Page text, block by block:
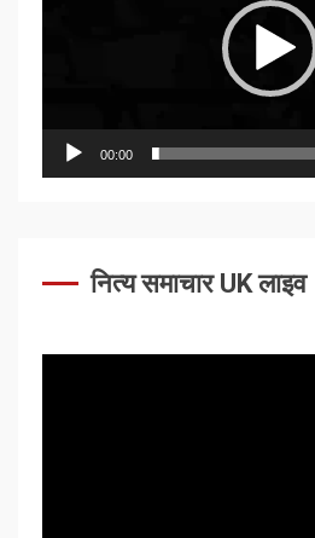
00:00
नित्य समाचार UK लाइव